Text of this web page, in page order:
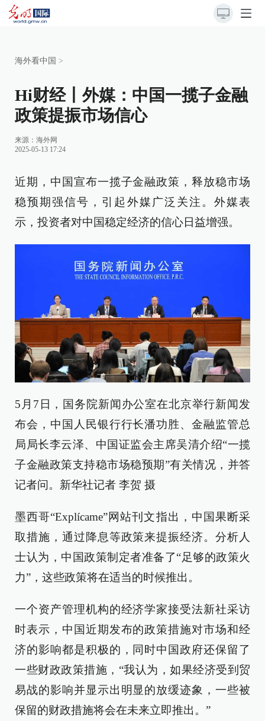
海外看中国 >
Hi财经丨外媒：中国一揽子金融
政策提振市场信心
来源： 海外网
2025-05-13 17:24
近期，中国宣布一揽子金融政策，释放稳市场
稳预期强信号，引起外媒广泛关注。外媒表
示，投资者对中国稳定经济的信心日益增强。
5月7日，国务院新闻办公室在北京举行新闻发
布会，中国人民银行行长潘功胜、金融监管总
局局长李云泽、中国证监会主席吴清介绍“一揽
子金融政策支持稳市场稳预期”有关情况，并答
记者问。新华社记者 李贺 摄
墨西哥“Explícame”网站刊文指出，中国果断采
取措施，通过降息等政策来提振经济。分析人
士认为，中国政策制定者准备了“足够的政策火
力”，这些政策将在适当的时候推出。
一个资产管理机构的经济学家接受法新社采访
时表示，中国近期发布的政策措施对市场和经
济的影响都是积极的，同时中国政府还保留了
一些财政政策措施，“我认为，如果经济受到贸
易战的影响并显示出明显的放缓迹象，一些被
保留的财政措施将会在未来立即推出。”